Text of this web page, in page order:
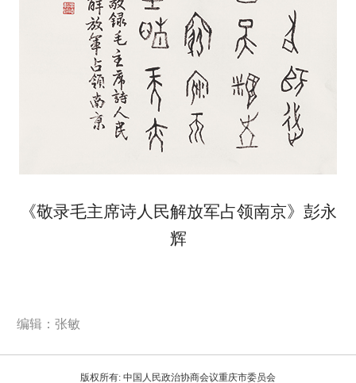
《敬录毛主席诗人民解放军占领南京》彭永
辉
编辑：张敏
版权所有: 中国人民政治协商会议重庆市委员会